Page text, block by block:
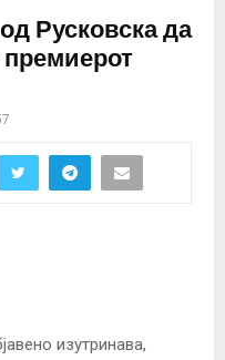
Русковска да
изутринава,